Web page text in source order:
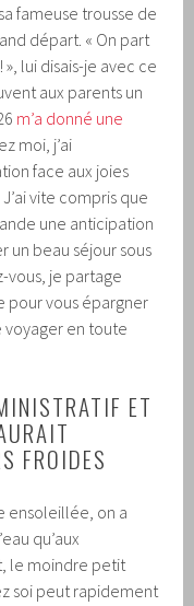
fameuse trousse de
départ. « On part
lui disais-je avec ce
aux parents un
m’a donné une
moi, j’ai
face aux joies
vite compris que
une anticipation
un beau séjour sous
vous, je partage
pour vous épargner
en toute
ET
FROIDES
ensoleillée, on a
qu’aux
le moindre petit
soi peut rapidement